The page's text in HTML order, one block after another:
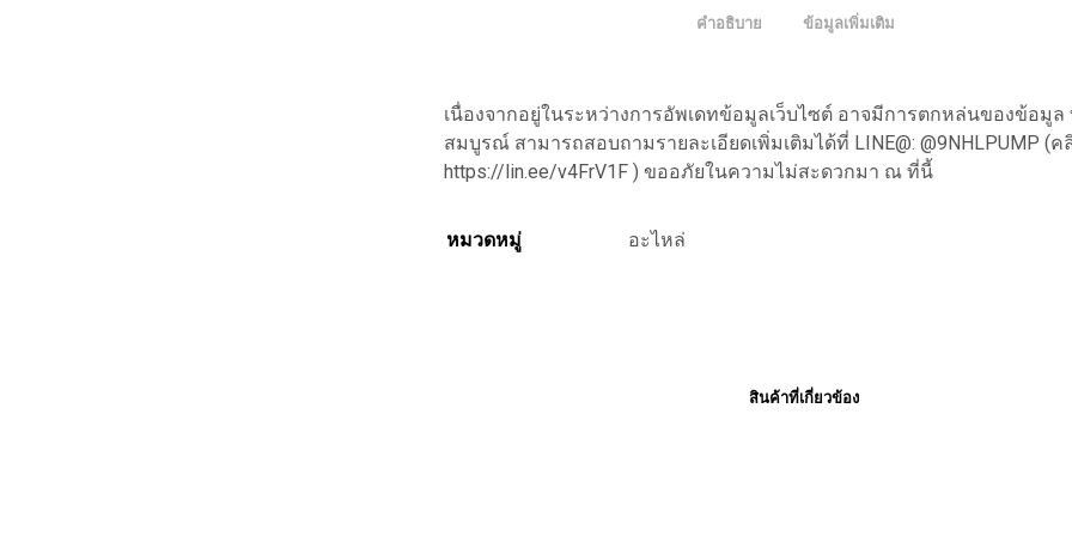
คำอธิบาย ข้อมูลเพิ่มเติม
เนื่องจากอยู่ในระหว่างการอัพเดทข้อมูลเว็บไซต์ อาจมีการตกหล่นของข้อมูล
สมบูรณ์ สามารถสอบถามรายละเอียดเพิ่มเติมได้ที่ LINE@: @9NHLPUMP (ค
https://lin.ee/v4FrV1F ) ขออภัยในความไม่สะดวกมา ณ ที่นี้
หมวดหมู่ อะไหล่
สินค้าที่เกี่ยวข้อง